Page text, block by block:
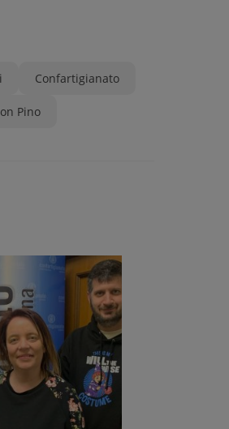
Confartigianato
Pino